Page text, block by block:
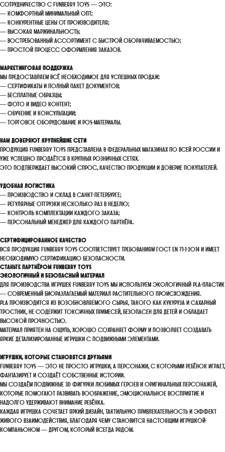
Сотрудничество с FunBerry Toys — это:
— комфортный минимальный опт;
— конкурентные цены от производителя;
— высокая маржинальность;
— востребованный ассортимент с быстрой оборачиваемостью;
— простой процесс оформления заказов.
Маркетинговая поддержка
Мы предоставляем всё необходимое для успешных продаж:
— сертификаты и полный пакет документов;
— бесплатные образцы;
— фото и видео контент;
— обучение и консультации;
— торговое оборудование и POS-материалы.
Нам доверяют крупнейшие сети
Продукция FunBerry Toys представлена в федеральных магазинах по всей России и
уже успешно продаётся в крупных розничных сетях.
Это подтверждает высокий спрос, качество продукции и доверие покупателей.
Удобная логистика
— производство и склад в Санкт-Петербурге;
— регулярные отгрузки несколько раз в неделю;
— контроль комплектации каждого заказа;
— персональный менеджер для каждого партнёра.
Сертифицированное качество
Вся продукция FunBerry Toys соответствует требованиям ГОСТ EN 71-1-2014 и имеет
необходимую сертификацию безопасности.
Станьте партнёром FunBerry Toys
Экологичный и безопасный материал
Для производства игрушек FunBerry Toys мы используем экологичный PLA-пластик
— современный биоразлагаемый материал растительного происхождения.
PLA производится из возобновляемого сырья, такого как кукуруза и сахарный
тростник, не содержит токсичных примесей, безопасен для детей и обладает
высокой прочностью.
Материал приятен на ощупь, хорошо сохраняет форму и позволяет создавать
яркие детализированные игрушки с подвижными элементами.
Игрушки, которые становятся друзьями
FunBerry Toys — это не просто игрушки, а персонажи, с которыми ребёнок играет,
фантазирует и создаёт собственные истории.
Мы создаём подвижные 3D фигурки любимых героев и оригинальных персонажей,
которые помогают развивать воображение, эмоциональное восприятие и
надолго удерживают внимание ребёнка.
Каждая игрушка сочетает яркий дизайн, тактильную привлекательность и эффект
живого взаимодействия, благодаря чему становится настоящим игрушкой-
компаньоном — другом, который всегда рядом.